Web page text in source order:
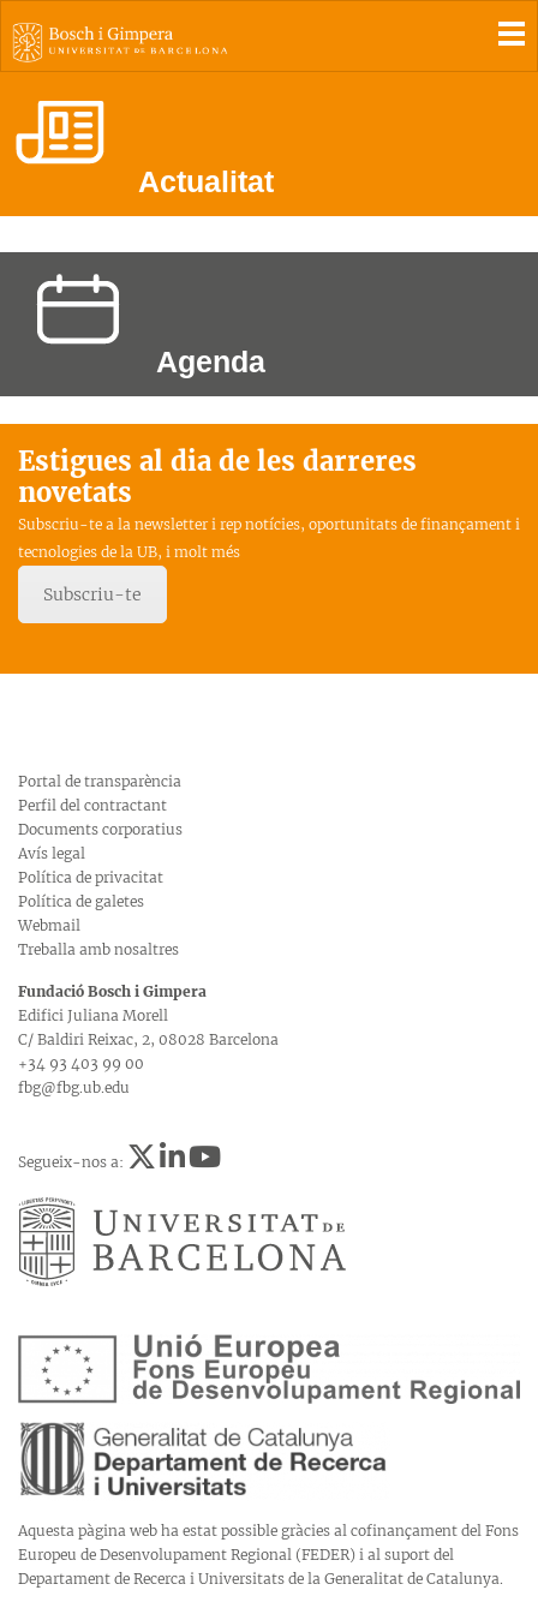
Actualitat
Agenda
Estigues al dia de les darreres
novetats
Subscriu-te a la newsletter i rep notícies, oportunitats de finançament i
tecnologies de la UB, i molt més
Subscriu-te
Portal de transparència
Perfil del contractant
Documents corporatius
Avís legal
Política de privacitat
Política de galetes
Webmail
Treballa amb nosaltres
Fundació Bosch i Gimpera
Edifici Juliana Morell
C/ Baldiri Reixac, 2, 08028 Barcelona
+34 93 403 99 00
fbg@fbg.ub.edu
Segueix-nos a:
Aquesta pàgina web ha estat possible gràcies al cofinançament del Fons
Europeu de Desenvolupament Regional (FEDER) i al suport del
Departament de Recerca i Universitats de la Generalitat de Catalunya.